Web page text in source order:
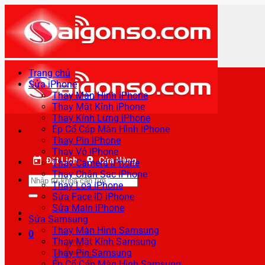
qua
nội
dung
Đặt Lịch Cửa Hàng
Tìm
kiếm:
0
Trang chủ
Sửa iPhone
Thay Màn Hình iPhone
Thay Mặt Kính iPhone
Thay Kính Lưng iPhone
Ép Cổ Cáp Màn Hình iPhone
Thay Pin iPhone
Thay Vỏ iPhone
Thay Camera iPhone
Thay Chân Sạc iPhone
Thay Loa iPhone
Sửa Face ID iPhone
Sửa Main iPhone
Sửa Samsung
Thay Màn Hình Samsung
Thay Mặt Kính Samsung
Thay Pin Samsung